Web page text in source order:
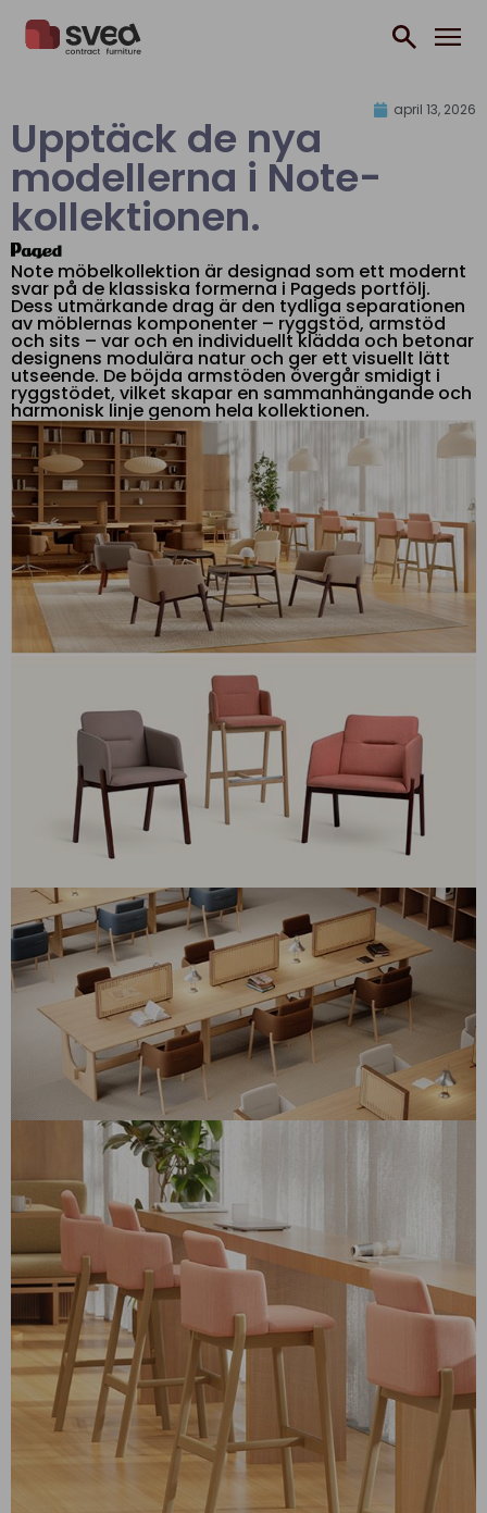
april 13, 2026
Upptäck de nya
modellerna i Note-
kollektionen.
Note möbelkollektion är designad som ett modernt
svar på de klassiska formerna i Pageds portfölj.
Dess utmärkande drag är den tydliga separationen
av möblernas komponenter – ryggstöd, armstöd
och sits – var och en individuellt klädda och betonar
designens modulära natur och ger ett visuellt lätt
utseende. De böjda armstöden övergår smidigt i
ryggstödet, vilket skapar en sammanhängande och
harmonisk linje genom hela kollektionen.